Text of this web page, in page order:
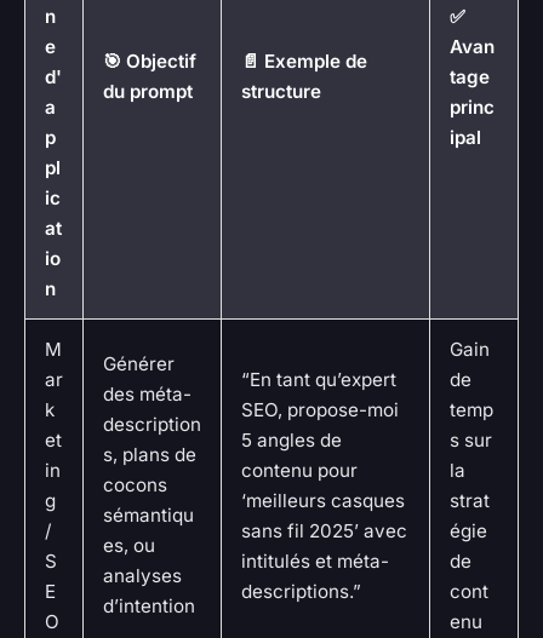
n
e
d'
a
p
pl
ic
at
io
n
🎯 Objectif
du prompt
📄 Exemple de
structure
✅
Avan
tage
princ
ipal
M
ar
k
et
in
g
/
S
E
O
Générer
des méta-
description
s, plans de
cocons
sémantiqu
es, ou
analyses
d’intention
“En tant qu’expert
SEO, propose-moi
5 angles de
contenu pour
‘meilleurs casques
sans fil 2025’ avec
intitulés et méta-
descriptions.”
Gain
de
temp
s sur
la
strat
égie
de
cont
enu